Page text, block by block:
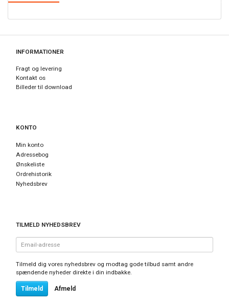
INFORMATIONER
Fragt og levering
Kontakt os
Billeder til download
KONTO
Min konto
Adressebog
Ønskeliste
Ordrehistorik
Nyhedsbrev
TILMELD NYHEDSBREV
adresse
Tilmeld dig vores nyhedsbrev og modtag gode tilbud samt andre
spændende nyheder direkte i din indbakke.
Tilmeld Afmeld